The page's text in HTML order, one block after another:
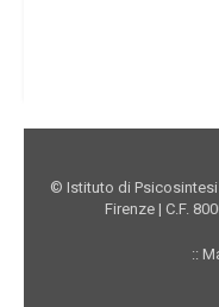
© Istituto di Psicosintesi
Firenze | C.F.
::